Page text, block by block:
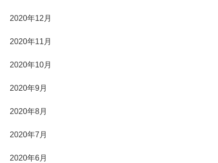
2020年12月
2020年11月
2020年10月
2020年9月
2020年8月
2020年7月
2020年6月